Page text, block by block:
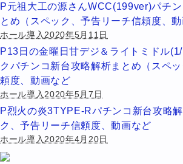
P元祖大工の源さんWCC(199ver)パチ
とめ（スペック、予告リーチ信頼度、
ホール導入2020年5月11日
P13日の金曜日甘デジ＆ライトミドル
クパチンコ新台攻略解析まとめ（スペ
頼度、動画など
ホール導入2020年5月7日
P烈火の炎3TYPE-Rパチンコ新台攻略
ク、予告リーチ信頼度、動画など
ホール導入2020年4月20日